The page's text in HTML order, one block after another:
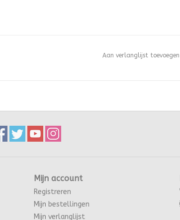
Aan verlanglijst toevoegen
Mijn account
Registreren
Mijn bestellingen
Mijn verlanglijst